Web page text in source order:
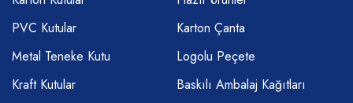
PVC Kutular
Metal Teneke Kutu
Kraft Kutular
Karton Çanta
Logolu Peçete
Baskılı Ambalaj Kağıtları